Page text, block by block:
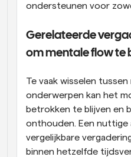
ondersteunen voor
Gerelateerde
om mentale flow te
Te vaak wisselen
onderwerpen kan het
betrokken te blijven en
onthouden. Een nuttige
vergelijkbare
binnen hetzelfde